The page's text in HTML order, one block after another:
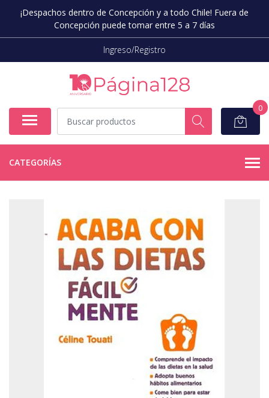
¡Despachos dentro de Concepción y a todo Chile! Fuera de
Concepción puede tomar entre 5 a 7 días
Ingreso/Registro
0
CATEGORÍAS